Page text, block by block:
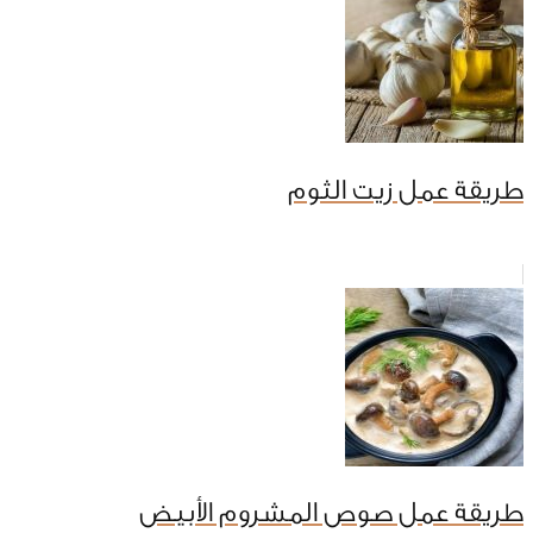
طريقة عمل زيت الثوم
طريقة عمل صوص المشروم الأبيض